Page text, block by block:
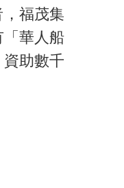
福茂集
華人船
助數千